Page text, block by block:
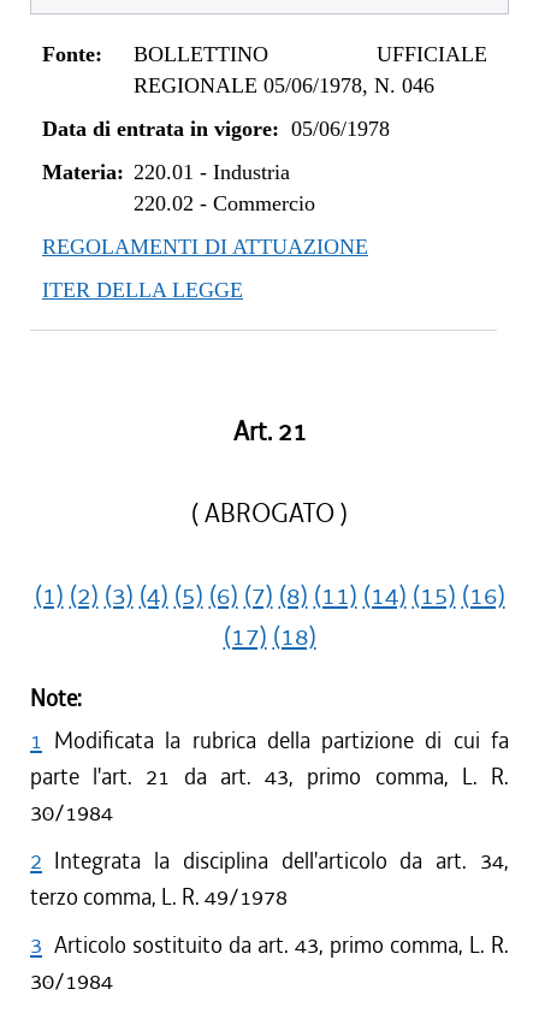
Fonte:
BOLLETTINO UFFICIALE
REGIONALE 05/06/1978, N. 046
Data di entrata in vigore: 05/06/1978
Materia: 220.01 - Industria
220.02 - Commercio
REGOLAMENTI DI ATTUAZIONE
ITER DELLA LEGGE
Art. 21
( ABROGATO )
(1) (2) (3) (4) (5) (6) (7) (8) (11) (14) (15) (16)
(17) (18)
Note:
1 Modificata la rubrica della partizione di cui fa
parte l'art. 21 da art. 43, primo comma, L. R.
30/1984
2 Integrata la disciplina dell'articolo da art. 34,
terzo comma, L. R. 49/1978
3 Articolo sostituito da art. 43, primo comma, L. R.
30/1984